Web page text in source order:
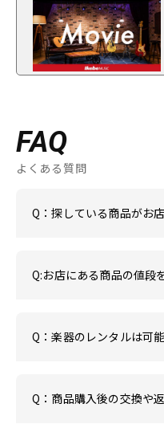
FAQ
よくある質問
Q：探している商品がお
Q:お店にある商品の値段
Q：楽器のレンタルは可
Q：商品購入後の交換や